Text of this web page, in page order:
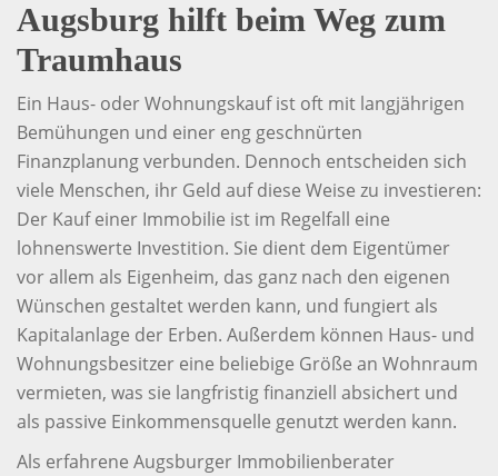
Augsburg hilft beim Weg zum
Traumhaus
Ein Haus- oder Wohnungskauf ist oft mit langjährigen
Bemühungen und einer eng geschnürten
Finanzplanung verbunden. Dennoch entscheiden sich
viele Menschen, ihr Geld auf diese Weise zu investieren:
Der Kauf einer Immobilie ist im Regelfall eine
lohnenswerte Investition. Sie dient dem Eigentümer
vor allem als Eigenheim, das ganz nach den eigenen
Wünschen gestaltet werden kann, und fungiert als
Kapitalanlage der Erben. Außerdem können Haus- und
Wohnungsbesitzer eine beliebige Größe an Wohnraum
vermieten, was sie langfristig finanziell absichert und
als passive Einkommensquelle genutzt werden kann.
Als erfahrene Augsburger Immobilienberater